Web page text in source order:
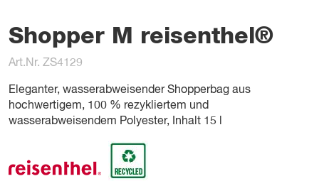
Shopper M reisenthel®
Art.Nr. ZS4129
Eleganter, wasserabweisender Shopperbag aus
hochwertigem, 100 % rezykliertem und
wasserabweisendem Polyester, Inhalt 15 l